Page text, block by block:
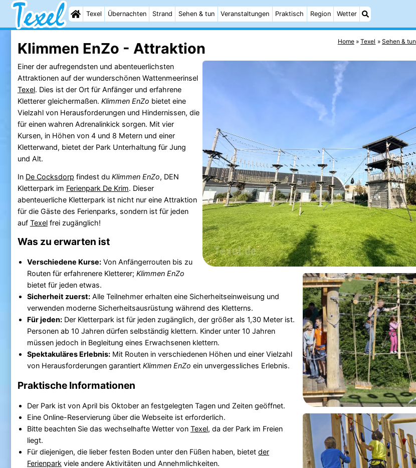
Texel Übernachten Strand Sehen & tun Veranstaltungen Praktisch Region Wetter
Home Texel Sehen & tun
Klimmen EnZo - Attraktion
Einer der aufregendsten und abenteuerlichsten
Attraktionen auf der wunderschönen Wattenmeerinsel
Texel. Dies ist der Ort für Anfänger und erfahrene
Kletterer gleichermaßen. Klimmen EnZo bietet eine
Vielzahl von Herausforderungen und Hindernissen, die
für einen wahren Adrenalinkick sorgen. Mit vier
Kursen, in Höhen von 4 und 8 Metern und einer
Kletterwand, bietet der Park Unterhaltung für Jung
und Alt.
In De Cocksdorp findest du Klimmen EnZo, DEN
Kletterpark im Ferienpark De Krim. Dieser
abenteuerliche Kletterpark ist nicht nur eine Attraktion
für die Gäste des Ferienparks, sondern ist für jeden
auf Texelfrei zugänglich!
Was zu erwarten ist
Verschiedene Kurse:Von Anfängerrouten bis zu
Routen für erfahrenere Kletterer; Klimmen EnZo
bietet für jeden etwas.
Sicherheit zuerst:Alle Teilnehmer erhalten eine Sicherheitseinweisung und
verwenden moderne Sicherheitsausrüstung während des Kletterns.
Für jeden:Der Kletterpark ist für jeden zugänglich, der größer als 1,30 Meter ist.
Personen ab 10 Jahren dürfen selbständig klettern. Kinder unter 10 Jahren
müssen jedoch in Begleitung eines Erwachsenen klettern.
Spektakuläres Erlebnis:Mit Routen in verschiedenen Höhen und einer Vielzahl
von Herausforderungen garantiert Klimmen EnZo ein unvergessliches Erlebnis.
Praktische Informationen
Der Park ist von April bis Oktober an festgelegten Tagen und Zeiten geöffnet.
Eine Online-Reservierung über die Webseite ist erforderlich.
Bitte beachten Sie das wechselhafte Wetter von Texel, da der Park im Freien
liegt.
Für diejenigen, die lieber festen Boden unter den Füßen haben, bietet der
Ferienpark viele andere Aktivitäten und Annehmlichkeiten.